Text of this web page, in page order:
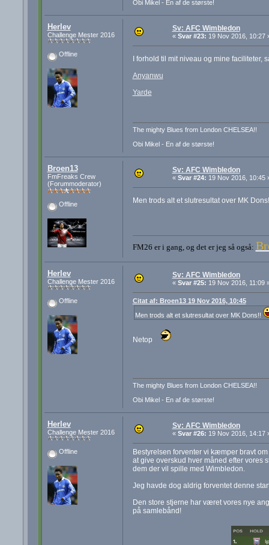
Obi Mikel - En af de største!
Herlev
Challenge Mester 2016
Offline
Sv: AFC Wimbledon
« Svar #23: 19 Nov 2016, 10:27
I forhold til mit niveau og mine
Anyanwu
Yarde
The mighty Blues from London CHELSEA!!
Obi Mikel - En af de største!
Broen13
FmFreaks Crew
(Forummoderator)
Offline
Sv: AFC Wimbledon
« Svar #24: 19 Nov 2016, 10:45
Men trods alt et slutresultat over MK
FM26 er i gang, og det er jeg så også:
Herlev
Challenge Mester 2016
Offline
Sv: AFC Wimbledon
« Svar #25: 19 Nov 2016, 11:09
Citat af: Broen13 19 Nov 2016, 10:45
Men trods alt et slutresultat over MK Dons!!
Netop
The mighty Blues from London CHELSEA!!
Obi Mikel - En af de største!
Herlev
Challenge Mester 2016
Offline
Sv: AFC Wimbledon
« Svar #26: 19 Nov 2016, 14:17
Bestyrelsen forventer vi kæmper bravt
at give overskud hver måned efter vores
dem der vil spille med Wimbledon.
Jeg havde dog aldrig forventet denne
Den store stjerne har været vores nye
på samlebånd!